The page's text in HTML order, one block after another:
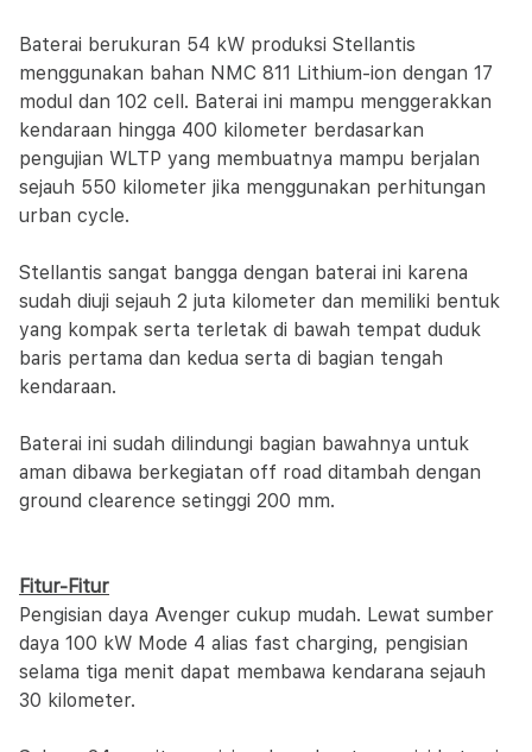
Baterai berukuran 54 kW produksi Stellantis
menggunakan bahan NMC 811 Lithium-ion dengan 17
modul dan 102 cell. Baterai ini mampu menggerakkan
kendaraan hingga 400 kilometer berdasarkan
pengujian WLTP yang membuatnya mampu berjalan
sejauh 550 kilometer jika menggunakan perhitungan
urban cycle.
Stellantis sangat bangga dengan baterai ini karena
sudah diuji sejauh 2 juta kilometer dan memiliki bentuk
yang kompak serta terletak di bawah tempat duduk
baris pertama dan kedua serta di bagian tengah
kendaraan.
Baterai ini sudah dilindungi bagian bawahnya untuk
aman dibawa berkegiatan off road ditambah dengan
ground clearence setinggi 200 mm.
Fitur-Fitur
Pengisian daya Avenger cukup mudah. Lewat sumber
daya 100 kW Mode 4 alias fast charging, pengisian
selama tiga menit dapat membawa kendarana sejauh
30 kilometer.